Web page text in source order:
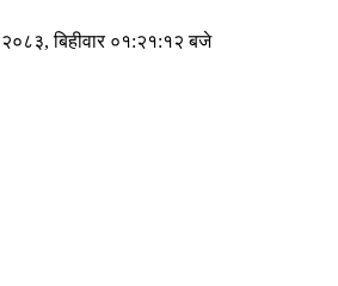
बिहीवार ०१:२१:१२ बजे